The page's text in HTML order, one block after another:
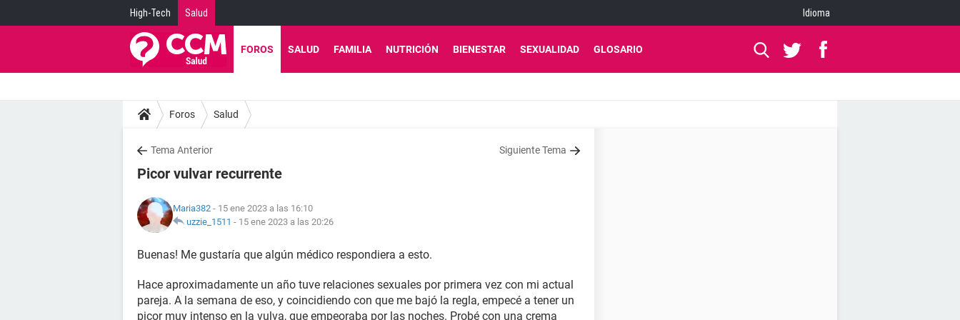
High-Tech Salud Idioma
FOROS SALUD FAMILIA NUTRICIÓN BIENESTAR SEXUALIDAD GLOSARIO
Foros Salud
Tema Anterior Siguiente Tema
Picor vulvar recurrente
Maria382 - 15 ene 2023 a las 16:10
uzzie_1511 - 15 ene 2023 a las 20:26
Buenas! Me gustaría que algún médico respondiera a esto.
Hace aproximadamente un año tuve relaciones sexuales por primera vez con mi actual
pareja. A la semana de eso, y coincidiendo con que me bajó la regla, empecé a tener un
picor muy intenso en la vulva, que empeoraba por las noches. Probé con una crema